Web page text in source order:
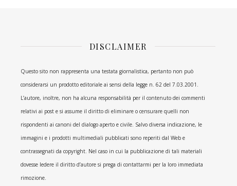
DISCLAIMER
Questo sito non rappresenta una testata giornalistica, pertanto non può
considerarsi un prodotto editoriale ai sensi della legge n. 62 del 7.03.2001.
L’autore, inoltre, non ha alcuna responsabilità per il contenuto dei commenti
relativi ai post e si assume il diritto di eliminare o censurare quelli non
rispondenti ai canoni del dialogo aperto e civile. Salvo diversa indicazione, le
immagini e i prodotti multimediali pubblicati sono reperiti dal Web e
contrassegnati da copyright. Nel caso in cui la pubblicazione di tali materiali
dovesse ledere il diritto d’autore si prega di contattarmi per la loro immediata
rimozione.